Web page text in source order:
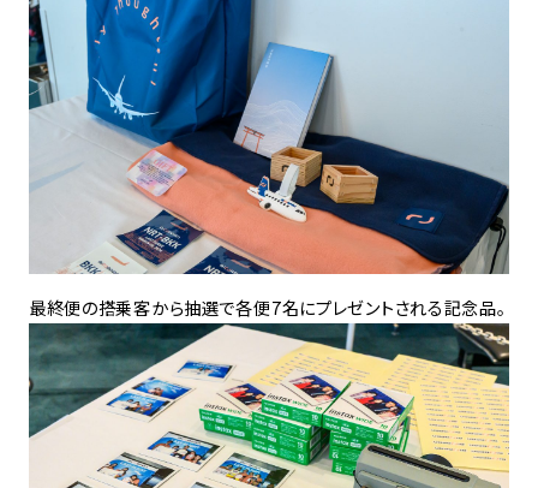
最終便の搭乗客から抽選で各便7名にプレゼントされる記念品。